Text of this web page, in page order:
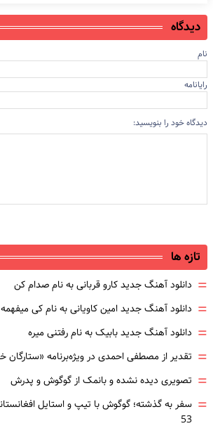
دیدگاه
نام
رایانامه
دیدگاه خود را بنویسید:
تازه ها
= دانلود آهنگ جدید کارو قربانی به نام صدام کن
= دانلود آهنگ جدید امین کاویانی به نام کی میفهمه
= دانلود آهنگ جدید بابیک به نام رفتنی میره
= تقدیر از مصطفی احمدی در ویژه‌برنامه «ستارگان
= تصویری دیده نشده و بانمک از گوگوش و پدرش
=
53